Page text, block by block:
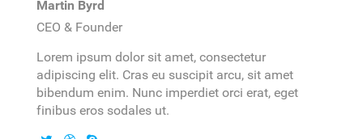
Martin Byrd
CEO & Founder
Lorem ipsum dolor sit amet, consectetur
adipiscing elit. Cras eu suscipit arcu, sit amet
bibendum enim. Nunc imperdiet orci erat, eget
finibus eros sodales ut.